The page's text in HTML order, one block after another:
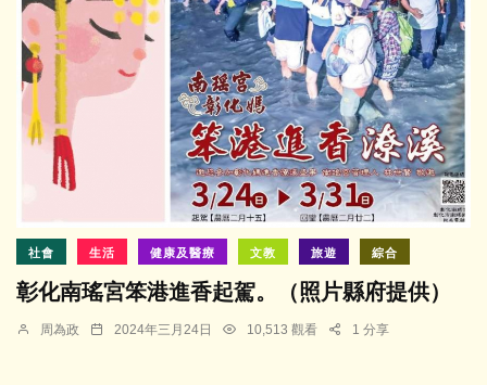
社會 生活 健康及醫療 文教 旅遊 綜合
彰化南瑤宮笨港進香起駕。（照片縣府提供）
周為政 2024年三月24日 10,513 觀看 1 分享